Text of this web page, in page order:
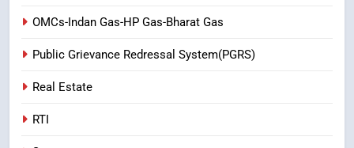
OMCs-Indan Gas-HP Gas-Bharat Gas
Public Grievance Redressal System(PGRS)
Real Estate
RTI